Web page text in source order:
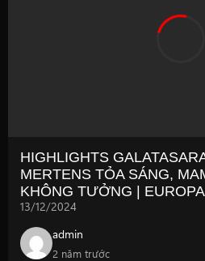
HIGHLIGHTS
MERTENS TỎA SÁNG,
KHÔNG TƯỞNG |
13/12/2024
admin
2 năm trước